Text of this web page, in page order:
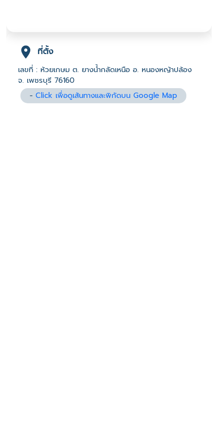
ที่ตั้ง
เลขที่ : ห้วยเกษม ต. ยางน้ำกลัดเหนือ อ. หนองหญ้าปล้อง
จ. เพชรบุรี 76160
-Click เพื่อดูเส้นทางและพิกัดบน Google Map